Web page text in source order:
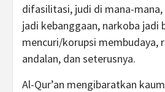
difasilitasi, judi di mana-
jadi kebanggaan, narkoba jadi
mencuri/korupsi membudaya,
andalan, dan seterusnya.
Al-Qur’an mengibaratkan